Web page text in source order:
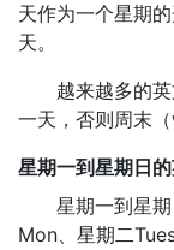
天作为一个星期
天。
越来越多的
一天，否则周末
星期一到星期日
星期一到星
Mon、星期二